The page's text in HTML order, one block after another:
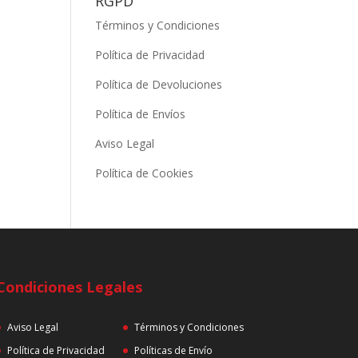
Términos y Condiciones
Política de Privacidad
Política de Devoluciones
Política de Envíos
Aviso Legal
Política de Cookies
Legales
Aviso Legal
Política de Privacidad
Términos y Condiciones
Políticas de Envío